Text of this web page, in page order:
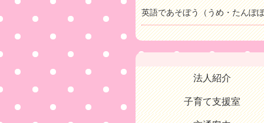
英語であそぼう（うめ・たんぽ
法人紹介
子育て支援室